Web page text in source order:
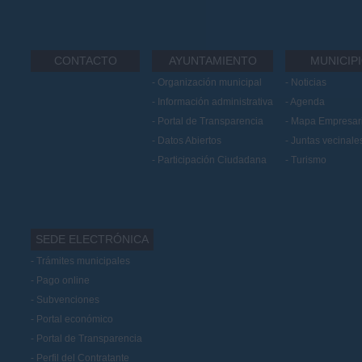
CONTACTO AYUNTAMIENTO
Organización municipal
Información administrativa
Portal de Transparencia
Datos Abiertos
Participación Ciudadana
Noticias
Agenda
Mapa
Juntas
Turismo
SEDE ELECTRÓNICA
Trámites municipales
Pago online
Subvenciones
Portal económico
Portal de Transparencia
Perfil del Contratante